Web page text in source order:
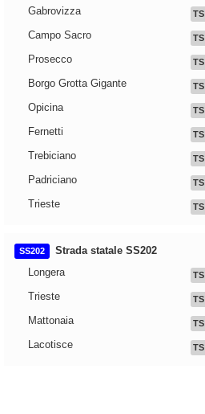
Gabrovizza TS
Campo Sacro TS
Prosecco TS
Borgo Grotta Gigante TS
Opicina TS
Fernetti TS
Trebiciano TS
Padriciano TS
Trieste TS
SS202
Strada statale SS202
Longera
TS
Trieste TS
Mattonaia TS
Lacotisce TS